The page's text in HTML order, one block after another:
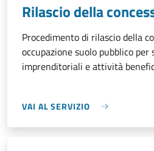
Rilascio della
Procedimento di rilascio della
occupazione suolo pubblico
imprenditoriali e attività
VAI AL SERVIZIO